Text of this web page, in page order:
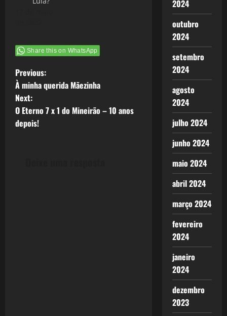
Share this on WhatsApp
P
o
s
Previous:
À minha querida Mãezinha
Next:
O Eterno 7 x 1 do Mineirão – 10 anos
depois!
2024
outubro
2024
setembro
2024
agosto
2024
julho 2024
junho 2024
maio 2024
abril 2024
março 2024
fevereiro
2024
janeiro
2024
dezembro
2023